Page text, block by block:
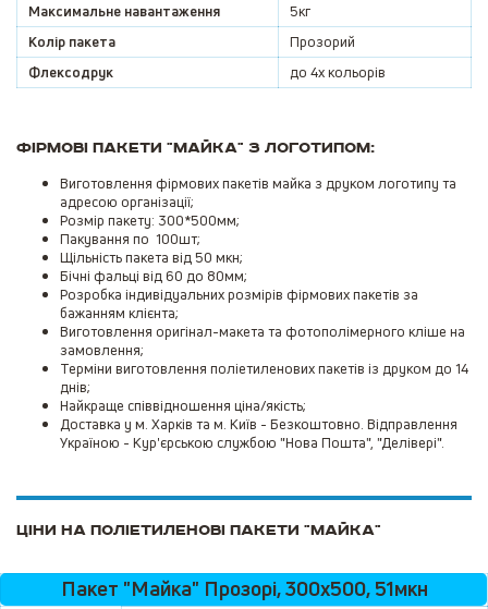
Максимальне навантаження
5кг
Колір пакета
Прозорий
Флексодрук
до 4х кольорів
Фірмові пакети "майка" з логотипом:
Виготовлення фірмових пакетів майка з друком логотипу та
адресою організації;
Розмір пакету: 300*500мм;
Пакування по 100шт;
Щільність пакета від 50 мкн;
Бічні фальці від 60 до 80мм;
Розробка індивідуальних розмірів фірмових пакетів за
бажанням клієнта;
Виготовлення оригінал-макета та фотополімерного кліше на
замовлення;
Терміни виготовлення поліетиленових пакетів із друком до 14
днів;
Найкраще співвідношення ціна/якість;
Доставка у м. Харків та м. Київ - Безкоштовно. Відправлення
Україною - Кур'єрською службою "Нова Пошта", "Делівері".
Ціни на поліетиленові пакети "МАЙКА"
Пакет "Майка" Прозорі, 300х500, 51мкн